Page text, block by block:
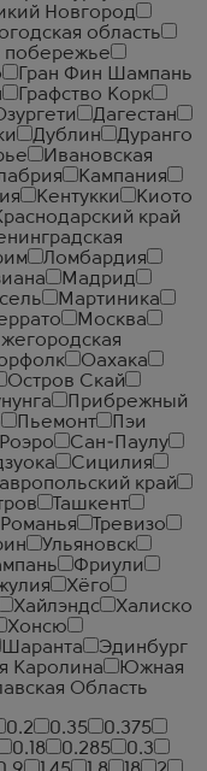
Новгород
область
побережье
Гран Фин Шампань
Графство Корк
Дагестан
Дублин
Дуранго
Ивановская
Кампания
Кентукки
Киото
край
Ломбардия
Мадрид
Мартиника
Москва
Оахака
Остров Скай
Прибрежный
Пьемонт
Пэи
Роэро
Сан-Паулу
Сицилия
край
Ташкент
Тревизо
Ульяновск
Фриули
Хёго
Хайлэндс
Халиско
Хонсю
Шаранта
Эдинбург
Каролина
Южная
Область
0.2 0.35
0.375
0.18 0.285
0.3